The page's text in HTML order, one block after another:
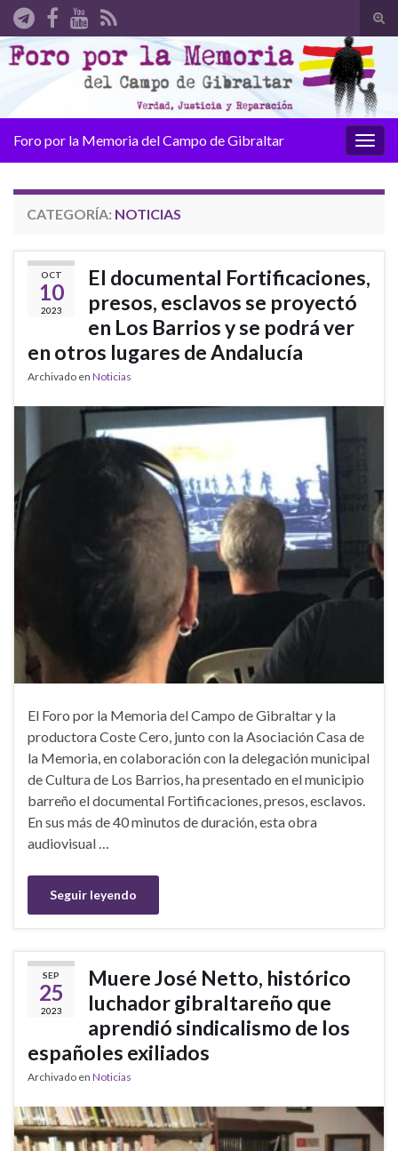
el
de
Search for:
la
Foro por la Memoria del Campo de Gibraltar
CATEGORÍA: NOTICIAS
OCT
10
2023
El documental Fortificaciones,
presos, esclavos se proyectó
en Los Barrios y se podrá ver
en otros lugares de Andalucía
Archivado en Noticias
El Foro por la Memoria del Campo de Gibraltar y la
productora Coste Cero, junto con la Asociación Casa de
la Memoria, en colaboración con la delegación municipal
de Cultura de Los Barrios, ha presentado en el municipio
barreño el documental Fortificaciones, presos, esclavos.
En sus más de 40 minutos de duración, esta obra
audiovisual …
Seguir leyendo
SEP
25
2023
Muere José Netto, histórico
luchador gibraltareño que
aprendió sindicalismo de los
españoles exiliados
Archivado en Noticias